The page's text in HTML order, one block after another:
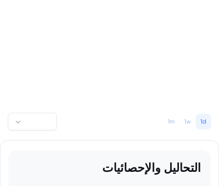
1d
1w
1m
التحاليل والإحصائيات